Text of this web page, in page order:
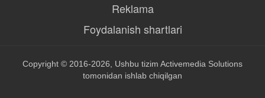
Reklama
Foydalanish shartlari
Copyright © 2016-2026, Ushbu tizim Activemedia Solutions
tomonidan ishlab chiqilgan